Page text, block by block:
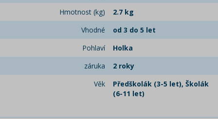
Hmotnost (kg)
2.7 kg
Vhodné
od 3 do 5 let
Pohlaví
Holka
záruka
2 roky
Věk
Předškolák (3-5 let), Školák
(6-11 let)